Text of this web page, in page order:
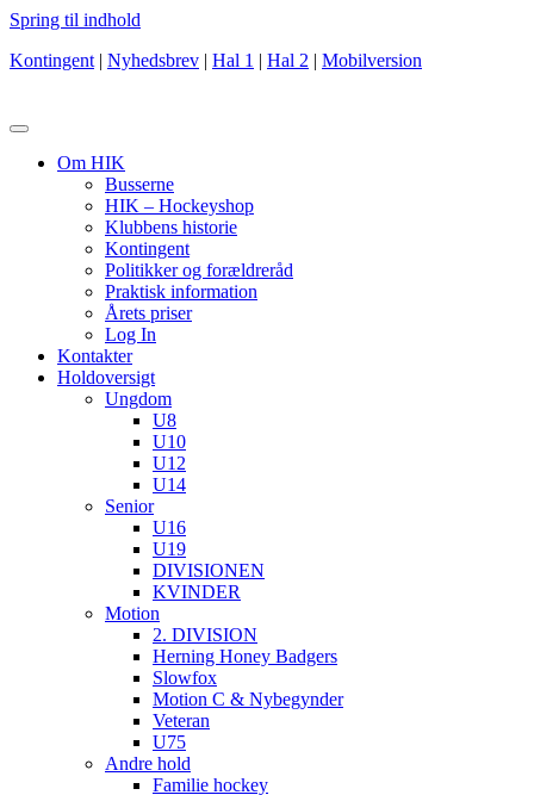
Spring til indhold
Kontingent | Nyhedsbrev | Hal 1 | Hal 2 | Mobilversion
Om HIK
Busserne
HIK – Hockeyshop
Klubbens historie
Kontingent
Politikker og forældreråd
Praktisk information
Årets priser
Log In
Kontakter
Holdoversigt
Ungdom
U8
U10
U12
U14
Senior
U16
U19
DIVISIONEN
KVINDER
Motion
2. DIVISION
Herning Honey Badgers
Slowfox
Motion C & Nybegynder
Veteran
U75
Andre hold
Familie hockey